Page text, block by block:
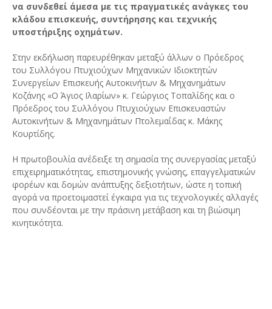
να συνδεθεί άμεσα με τις πραγματικές ανάγκες του
κλάδου επισκευής, συντήρησης και τεχνικής
υποστήριξης οχημάτων.
Στην εκδήλωση παρευρέθηκαν μεταξύ άλλων ο Πρόεδρος
του Συλλόγου Πτυχιούχων Μηχανικών Ιδιοκτητών
Συνεργείων Επισκευής Αυτοκινήτων & Μηχανημάτων
Κοζάνης «Ο Άγιος Ιλαρίων» κ. Γεώργιος Τοπαλίδης και ο
Πρόεδρος του Συλλόγου Πτυχιούχων Επισκευαστών
Αυτοκινήτων & Μηχανημάτων Πτολεμαΐδας κ. Μάκης
Κουρτίδης.
Η πρωτοβουλία ανέδειξε τη σημασία της συνεργασίας μεταξύ
επιχειρηματικότητας, επιστημονικής γνώσης, επαγγελματικών
φορέων και δομών ανάπτυξης δεξιοτήτων, ώστε η τοπική
αγορά να προετοιμαστεί έγκαιρα για τις τεχνολογικές αλλαγές
που συνδέονται με την πράσινη μετάβαση και τη βιώσιμη
κινητικότητα.